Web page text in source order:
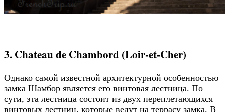
3. Chateau de Chambord (Loir-et-Cher)
Однако самой известной архитектурной особенностью
замка Шамбор является его винтовая лестница. По
сути, эта лестница состоит из двух переплетающихся
винтовых лестниц, которые ведут на террасу замка. В